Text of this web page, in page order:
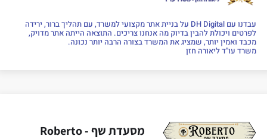
עבדנו עם DH Digital על בניית אתר מקצועי למשרד, עם תהליך ברור, ירידה
לפרטים ויכולת להבין בדיוק מה אנחנו צריכים. התוצאה הייתה אתר מדויק,
מכבד ואמין יותר, שמציג את המשרד בצורה הרבה יותר נכונה.
משרד עו''ד ליאורה חזן
מסעדת שף - Roberto